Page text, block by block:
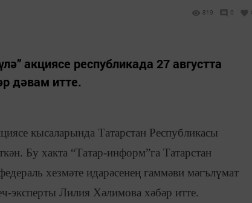
819 0
акциясе республикада 27 августта
дәвам итте.
кысаларында Татарстан Республикасы
Бу хакта “Татар-информ”га Татарстан
хезмәте идарәсенең гаммәви мәгълүмат
эксперты Лилия Хәлимова хәбәр итте.